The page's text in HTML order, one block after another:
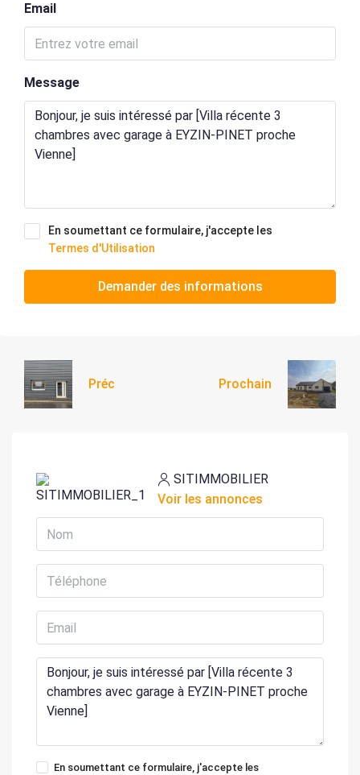
Email
Message
En soumettant ce formulaire, j'accepte les
Termes d'Utilisation
Demander des informations
Préc Prochain
SITIMMOBILIER
Voir les annonces
En soumettant ce formulaire, j'accepte les